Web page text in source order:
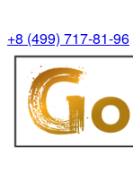
+8 (499) 717-81-96